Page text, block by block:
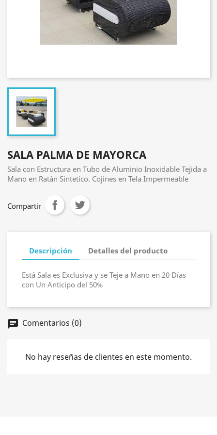
SALA PALMA DE MAYORCA
Sala con Estructura en Tubo de Aluminio Inoxidable Tejida a
Mano en Ratán Sintetico. Cojines en Tela Impermeable
Compartir
Descripción Detalles del producto
Está Sala es Exclusiva y se Teje a Mano en 20 Días
con Un Anticipo del 50%
chat Comentarios (0)
No hay reseñas de clientes en este momento.